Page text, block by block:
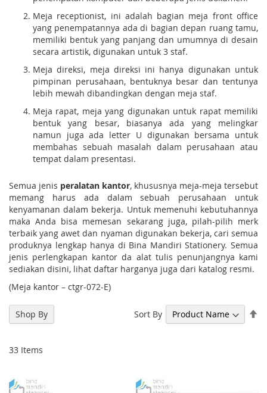
Meja receptionist, ini adalah bagian meja front office
yang penempatannya ada di bagian depan ruang tamu,
memiliki bentuk yang panjang dan umumnya di desain
secara artistik, digunakan untuk 3 staf.
Meja direksi, meja direksi ini hanya digunakan untuk
pimpinan perusahaan, bentuknya besar dan tentunya
lebih mewah dibandingkan dengan meja staf.
Meja rapat, meja yang digunakan untuk rapat memiliki
bentuk yang besar, biasanya ada yang melingkar
namun juga ada letter U digunakan bersama untuk
membahas sebuah masalah dalam perusahaan atau
tempat dalam presentasi.
Semua jenis peralatan kantor, khususnya meja-meja tersebut
memang harus ada dalam sebuah perusahaan untuk
kenyamanan dalam bekerja. Untuk memenuhi kebutuhannya
maka Anda bisa memesan sekarang juga, pilah-pilih merk
terbaik yang awet dan nyaman digunakan bekerja, cari semua
produknya lengkap hanya di Bina Mandiri Stationery. Semua
jenis perlengkapan kantor da alat tulis penunjangnya kami
sediakan disini, lihat daftar harganya juga dari katalog resmi.
(Meja kantor – ctgr-072-E)
33 Items
Sort By
Shop By